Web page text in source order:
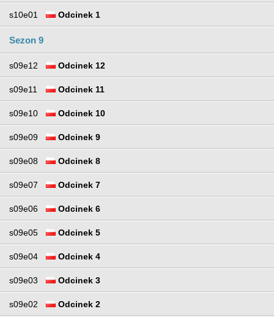
s10e01 Odcinek 1
Sezon 9
s09e12 Odcinek 12
s09e11 Odcinek 11
s09e10 Odcinek 10
s09e09 Odcinek 9
s09e08 Odcinek 8
s09e07 Odcinek 7
s09e06 Odcinek 6
s09e05 Odcinek 5
s09e04 Odcinek 4
s09e03 Odcinek 3
s09e02 Odcinek 2